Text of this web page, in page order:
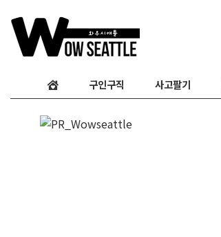
구인구직 사고팔기